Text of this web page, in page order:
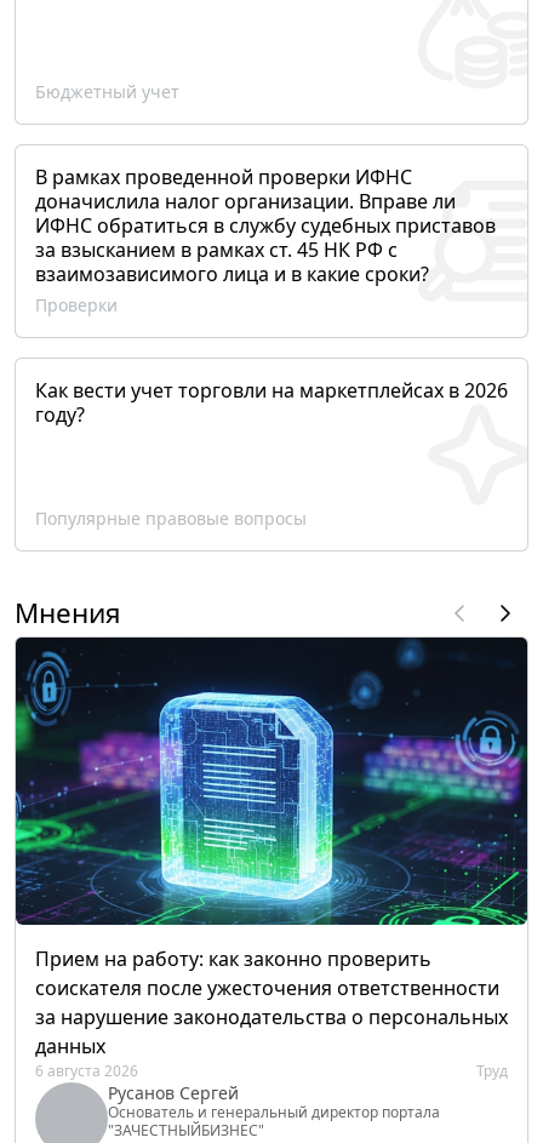
Бюджетный учет
В рамках проведенной проверки ИФНС
доначислила налог организации. Вправе ли
ИФНС обратиться в службу судебных приставов
за взысканием в рамках ст. 45 НК РФ с
взаимозависимого лица и в какие сроки?
Проверки
Как вести учет торговли на маркетплейсах в 2026
году?
Популярные правовые вопросы
Мнения
Прием на работу: как законно проверить
соискателя после ужесточения ответственности
за нарушение законодательства о персональных
данных
6 августа 2026 Труд
Русанов Сергей
Основатель и генеральный директор портала
"ЗАЧЕСТНЫЙБИЗНЕС"